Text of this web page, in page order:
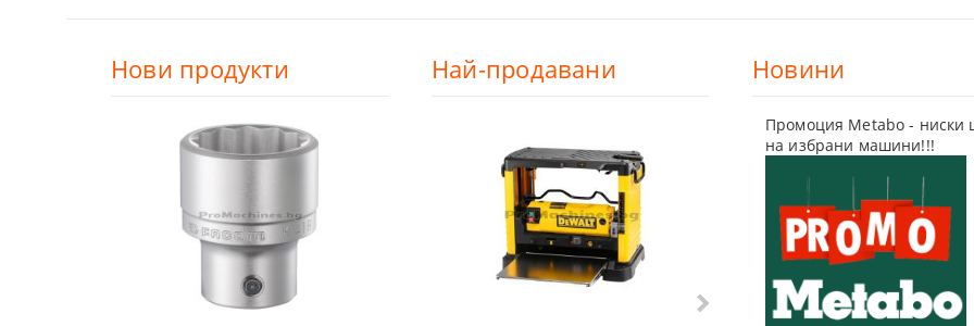
ДРУГИ
МАШИНИ ЗА ПЛОЧКИ
Нови продукти Най-продавани Новини
Промоция Metabo - ниски
на избрани машини!!!